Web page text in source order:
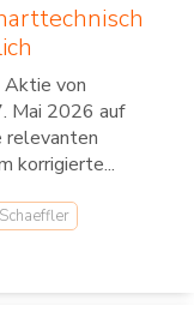
von
Mai 2026 auf
relevanten
korrigierte...
Schaeffler